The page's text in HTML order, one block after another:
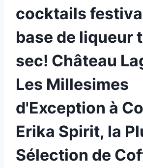
cocktails
base de liqueur
sec! Château
Les Millesimes
d'Exception à
Erika Spirit, la
Sélection de